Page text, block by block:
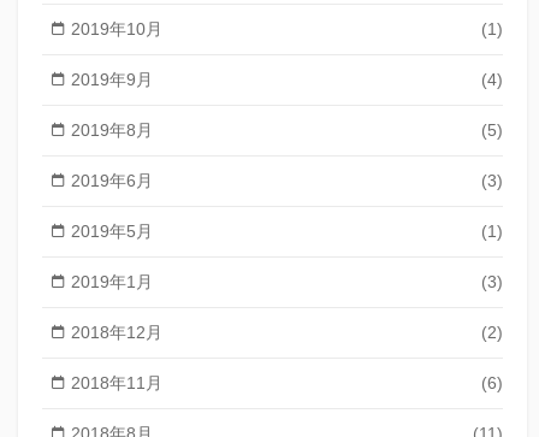
2019年10月 (1)
2019年9月 (4)
2019年8月 (5)
2019年6月 (3)
2019年5月 (1)
2019年1月 (3)
2018年12月 (2)
2018年11月 (6)
2018年8月 (11)